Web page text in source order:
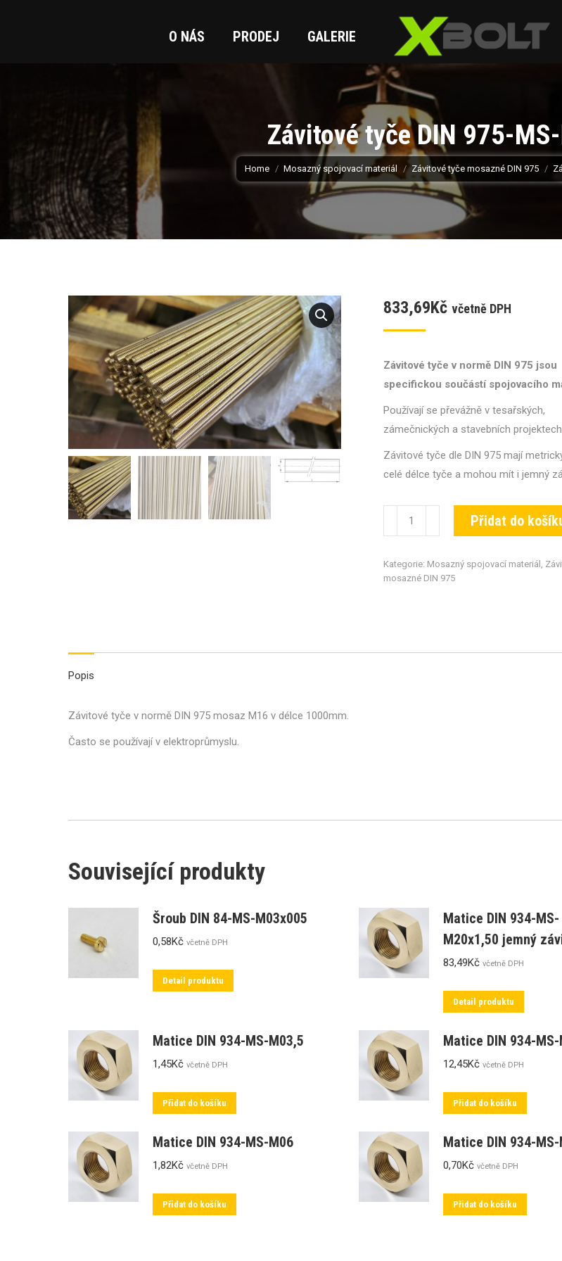
O NÁS PRODEJ GALERIE
Závitové tyče DIN 975-
You are here:
Home Mosazný spojovací materiál Závitové tyče mosazné DIN 975
833,69Kč včetně DPH
Závitové tyče v normě DIN 975 jsou
specifickou součástí spojovacího
Používají se převážně v tesařských,
zámečnických a stavebních
Závitové tyče dle DIN 975 mají
celé délce tyče a mohou mít i jemný
Závitové
tyče
975-
Přidat do
Kategorie: Mosazný spojovací materiál ,
mosazné DIN 975
Popis
Závitové tyče v normě DIN 975 mosaz M16 v délce 1000mm.
Často se používají v elektroprůmyslu.
Související produkty
Šroub DIN 84-MS-M03x005
0,58Kč včetně DPH
Detail produktu
Matice DIN 934-MS-
M20x1,50 jemný
83,49Kč včetně DPH
Detail produktu
Matice DIN 934-MS-M03,5
1,45Kč včetně DPH
Přidat do košíku
Matice DIN 934-MS-
12,45Kč včetně DPH
Přidat do košíku
Matice DIN 934-MS-M06
1,82Kč včetně DPH
Přidat do košíku
Matice DIN 934-
0,70Kč včetně DPH
Přidat do košíku